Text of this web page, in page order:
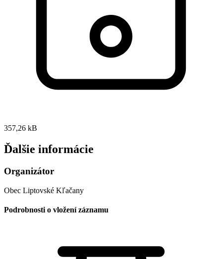
357,26 kB
Ďalšie informácie
Organizátor
Obec Liptovské Kľačany
Podrobnosti o vložení záznamu